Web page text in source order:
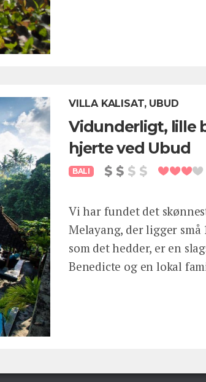
VILLA KALISAT, UBUD
Vidunderligt, lille
hjerte ved Ubud
BALI
Vi har fundet det
Melayang, der ligger
som det hedder, er en
Benedicte og en lokal